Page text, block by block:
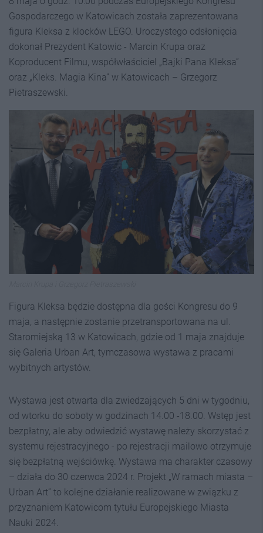
Gospodarczego w Katowicach została zaprezentowana
figura Kleksa z klocków LEGO. Uroczystego odsłonięcia
dokonał Prezydent Katowic - Marcin Krupa oraz
Koproducent Filmu, współwłaściciel „Bajki Pana Kleksa”
oraz „Kleks. Magia Kina” w Katowicach – Grzegorz
Pietraszewski.
Figura Kleksa będzie dostępna dla gości Kongresu do 9
maja, a następnie zostanie przetransportowana na ul.
Staromiejską 13 w Katowicach, gdzie od 1 maja znajduje
się Galeria Urban Art, tymczasowa wystawa z pracami
wybitnych artystów.
Wystawa jest otwarta dla zwiedzających 5 dni w tygodniu,
od wtorku do soboty w godzinach 14.00 -18.00. Wstęp jest
bezpłatny, ale aby odwiedzić wystawę należy skorzystać z
systemu rejestracyjnego - po rejestracji mailowo otrzymuje
się bezpłatną wejściówkę. Wystawa ma charakter czasowy
– działa do 30 czerwca 2024 r. Projekt „W ramach miasta –
Urban Art” to kolejne działanie realizowane w związku z
przyznaniem Katowicom tytułu Europejskiego Miasta
Nauki 2024.